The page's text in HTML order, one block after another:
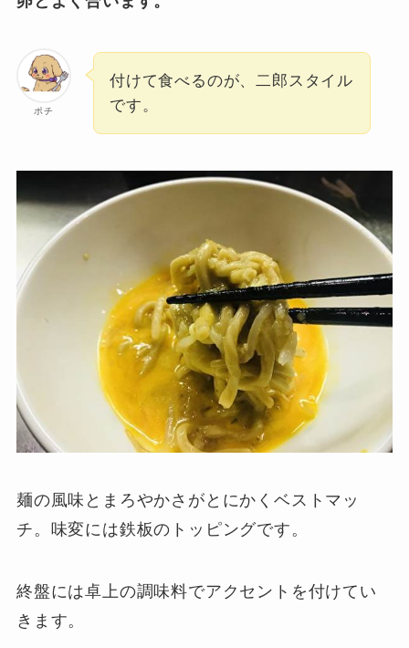
ポチ
付けて食べるのが、二郎スタイル
です。
麺の風味とまろやかさがとにかくベストマッ
チ。味変には鉄板のトッピングです。
終盤には卓上の調味料でアクセントを付けてい
きます。